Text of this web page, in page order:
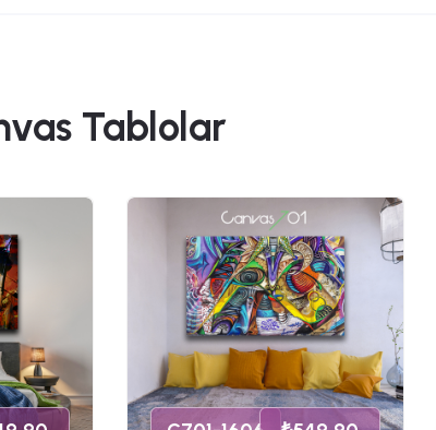
Tablolar